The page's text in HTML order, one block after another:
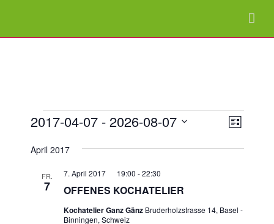
VERANSTALTUNGEN
Liste
2017-04-07 - 2026-08-07
April 2017
FR.
7 OFFENES KOCHATELIER
7. April 2017 19:00 -22:30
Kochatelier Ganz Gänz Bruderholzstrasse 14, Basel -
Binningen, Schweiz